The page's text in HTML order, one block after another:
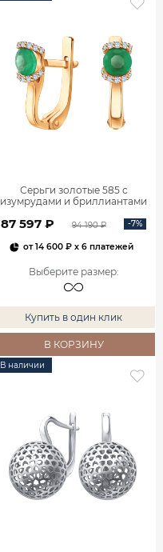
Серьги золотые 585 с
изумрудами и бриллиантами
87 597 ₽ 94 190 ₽ -7%
от14 600 ₽ x 6 платежей
Выберите размер:
Купить в один клик
В КОРЗИНУ
В наличии